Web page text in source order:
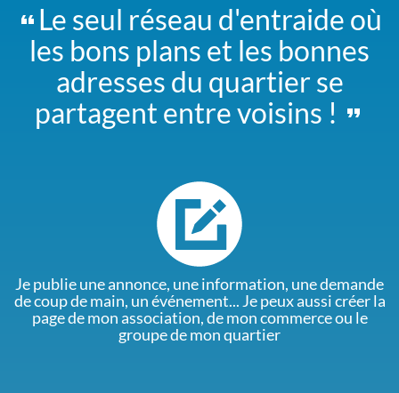
Le seul réseau d'entraide où
les bons plans et les bonnes
adresses du quartier se
partagent entre voisins !
Je publie une annonce, une information, une demande
de coup de main, un événement... Je peux aussi créer la
page de mon association, de mon commerce ou le
groupe de mon quartier